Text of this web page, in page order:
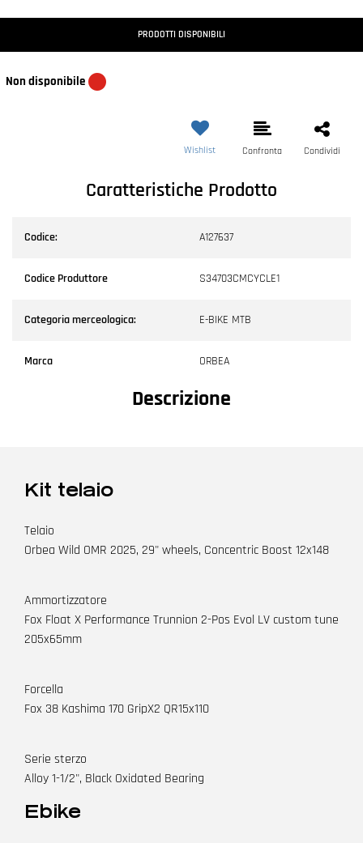
PRODOTTI DISPONIBILI
Non disponibile
Wishlist Confronta Condividi
Caratteristiche Prodotto
Codice: A127637
Codice Produttore S34703CMCYCLE1
Categoria merceologica: E-BIKE MTB
Marca ORBEA
Descrizione
Kit telaio
Telaio
Orbea Wild OMR 2025, 29" wheels, Concentric Boost 12x148
Ammortizzatore
Fox Float X Performance Trunnion 2-Pos Evol LV custom tune
205x65mm
Forcella
Fox 38 Kashima 170 GripX2 QR15x110
Serie sterzo
Alloy 1-1/2", Black Oxidated Bearing
Ebike